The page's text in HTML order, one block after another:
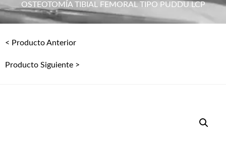
OSTEOTOMÍA TIBIAL FEMORAL TIPO PUDDU LCP
< Producto Anterior
Producto Siguiente >